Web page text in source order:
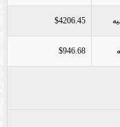
$4206.45
$946.68